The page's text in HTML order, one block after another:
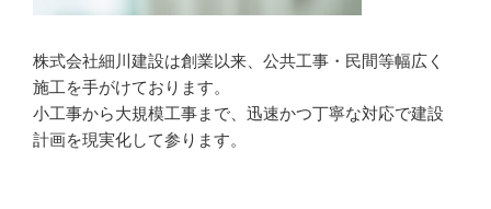
株式会社細川建設は創業以来、公共工事・民間等幅広く
施工を手がけております。
小工事から大規模工事まで、迅速かつ丁寧な対応で建設
計画を現実化して参ります。